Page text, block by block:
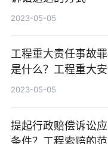
2023-05-05
工程重大责任事故
是什么？工程重大
处罚标准是什么？
2023-05-05
提起行政赔偿诉讼
条件？工程索赔的